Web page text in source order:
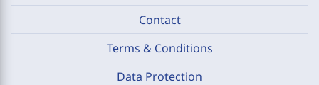
Contact
Terms & Conditions
Data Protection